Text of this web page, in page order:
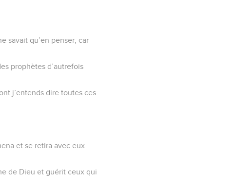
savait qu’en penser, car
prophètes d’autrefois
j’entends dire toutes ces
et se retira avec eux
de Dieu et guérit ceux qui